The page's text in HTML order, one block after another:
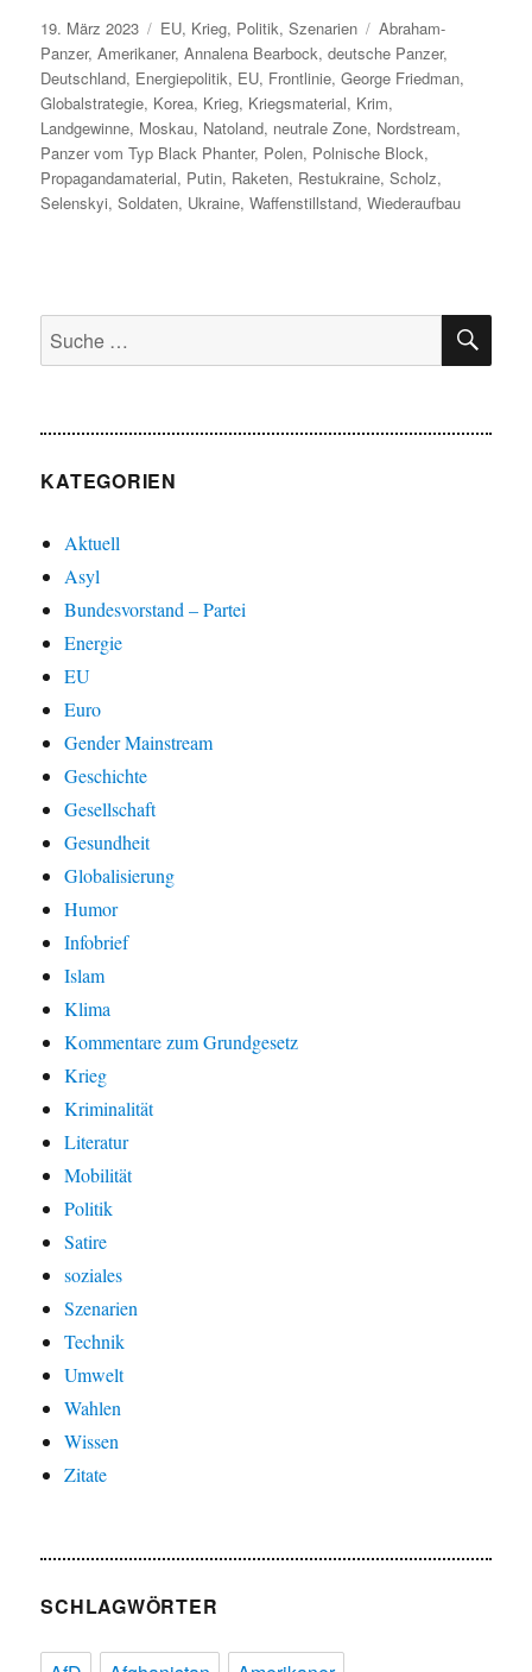
Veröffentlicht
am
19. März 2023 Kategorien
EU, Krieg, Politik,Szenarien Schlagwörter
Abraham-
Panzer,Amerikaner,Annalena Bearbock,deutsche Panzer,
Deutschland, Energiepolitik, EU, Frontlinie,George Friedman,
Globalstrategie, Korea, Krieg, Kriegsmaterial, Krim,
Landgewinne, Moskau, Natoland, neutrale Zone, Nordstream,
Panzer vom Typ Black Phanter, Polen, Polnische Block,
Propagandamaterial, Putin, Raketen, Restukraine,Scholz,
Selenskyi,Soldaten, Ukraine,Waffenstillstand,Wiederaufbau
Suche
nach:
KATEGORIEN
Aktuell
Asyl
Bundesvorstand – Partei
Energie
EU
Euro
Gender Mainstream
Geschichte
Gesellschaft
Gesundheit
Globalisierung
Humor
Infobrief
Islam
Klima
Kommentare zum Grundgesetz
Krieg
Kriminalität
Literatur
Mobilität
Politik
Satire
soziales
Szenarien
Technik
Umwelt
Wahlen
Wissen
Zitate
SCHLAGWÖRTER